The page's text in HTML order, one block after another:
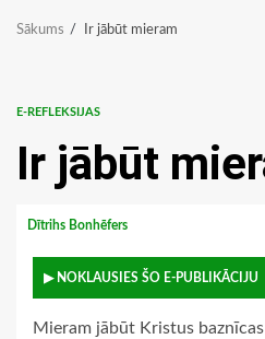
Sākums Ir jābūt mieram
E-REFLEKSIJAS
Ir jābūt
Dītrihs Bonhēfers
▶ NOKLAUSIES ŠO E-PUBLIKĀCIJU
Mieram jābūt Kristus